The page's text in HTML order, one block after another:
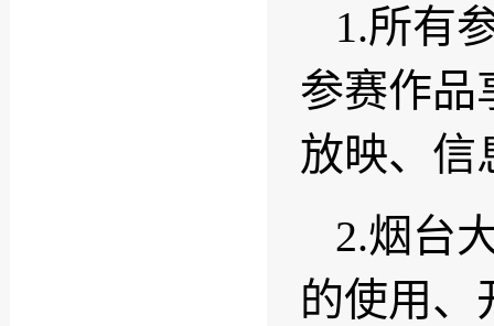
1.所有
参赛作品
放映、信
2.烟台
的使用、